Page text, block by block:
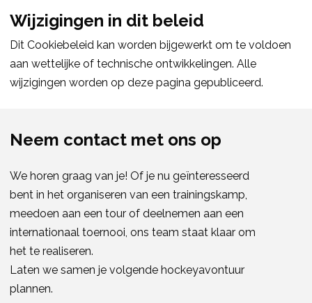
Wijzigingen in dit beleid
Dit Cookiebeleid kan worden bijgewerkt om te voldoen
aan wettelijke of technische ontwikkelingen. Alle
wijzigingen worden op deze pagina gepubliceerd.
Neem contact met ons op
We horen graag van je! Of je nu geïnteresseerd
bent in het organiseren van een trainingskamp, ​​
meedoen aan een tour of deelnemen aan een
internationaal toernooi, ons team staat klaar om
het te realiseren.
Laten we samen je volgende hockeyavontuur
plannen.